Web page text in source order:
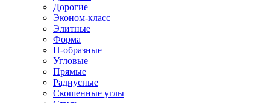
Дорогие
Эконом-класс
Элитные
Форма
П-образные
Угловые
Прямые
Радиусные
Скошенные углы